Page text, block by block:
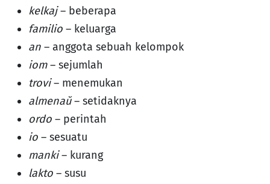
kelkaj– beberapa
familio – keluarga
an – anggota sebuah kelompok
iom– sejumlah
trovi– menemukan
almenaŭ– setidaknya
ordo – perintah
io – sesuatu
manki– kurang
lakto – susu